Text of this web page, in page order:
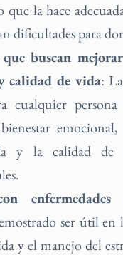
la hace
dificultades para
buscan
calidad de vida:
cualquier persona
emocional,
y la calidad de
enfermedades
ser útil en
y el manejo del